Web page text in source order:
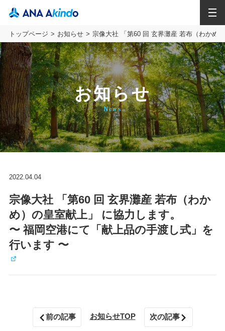
トップページ お知らせ 宗像大社 「第60 回 玄界灘産 若布（わかめ
お知らせ
News
2022.04.04
宗像大社 「第60 回 玄界灘産 若布（わか
め）の皇室献上」 に協⼒します。
〜 福岡空港にて「献上品の⼿渡し式」を
⾏います 〜
前の記事 お知らせTOP 次の記事